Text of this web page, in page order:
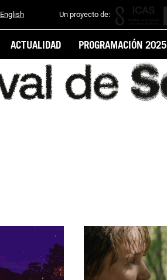
English Un proyecto de:
ACTUALIDAD PROGRAMACIÓN 2025